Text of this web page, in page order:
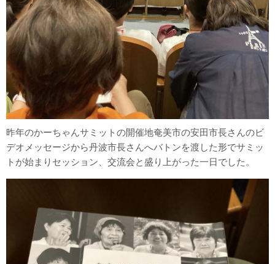
昨年のかーちゃんサミットの開催地奄美市の安田市長さんのビ
デオメッセージから丹波市長さんへバトンを渡した形でサミッ
トが始まりセッション、交流会と盛り上がった一日でした。